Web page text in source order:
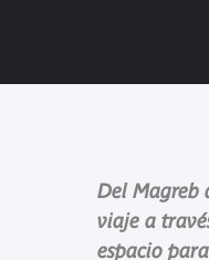
Del Magreb
viaje a
espacio